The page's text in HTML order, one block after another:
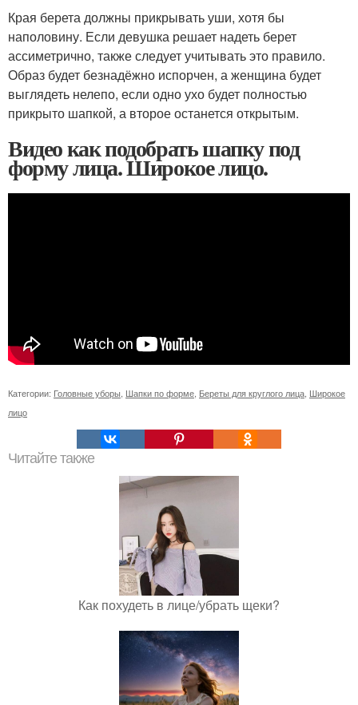
Края берета должны прикрывать уши, хотя бы
наполовину. Если девушка решает надеть берет
ассиметрично, также следует учитывать это правило.
Образ будет безнадёжно испорчен, а женщина будет
выглядеть нелепо, если одно ухо будет полностью
прикрыто шапкой, а второе останется открытым.
Видео как подобрать шапку под
форму лица. Широкое лицо.
Категории: Головные уборы Шапки по форме Береты для круглого лица Широкое
лицо
Читайте также
Как похудеть в лице/убрать щеки?